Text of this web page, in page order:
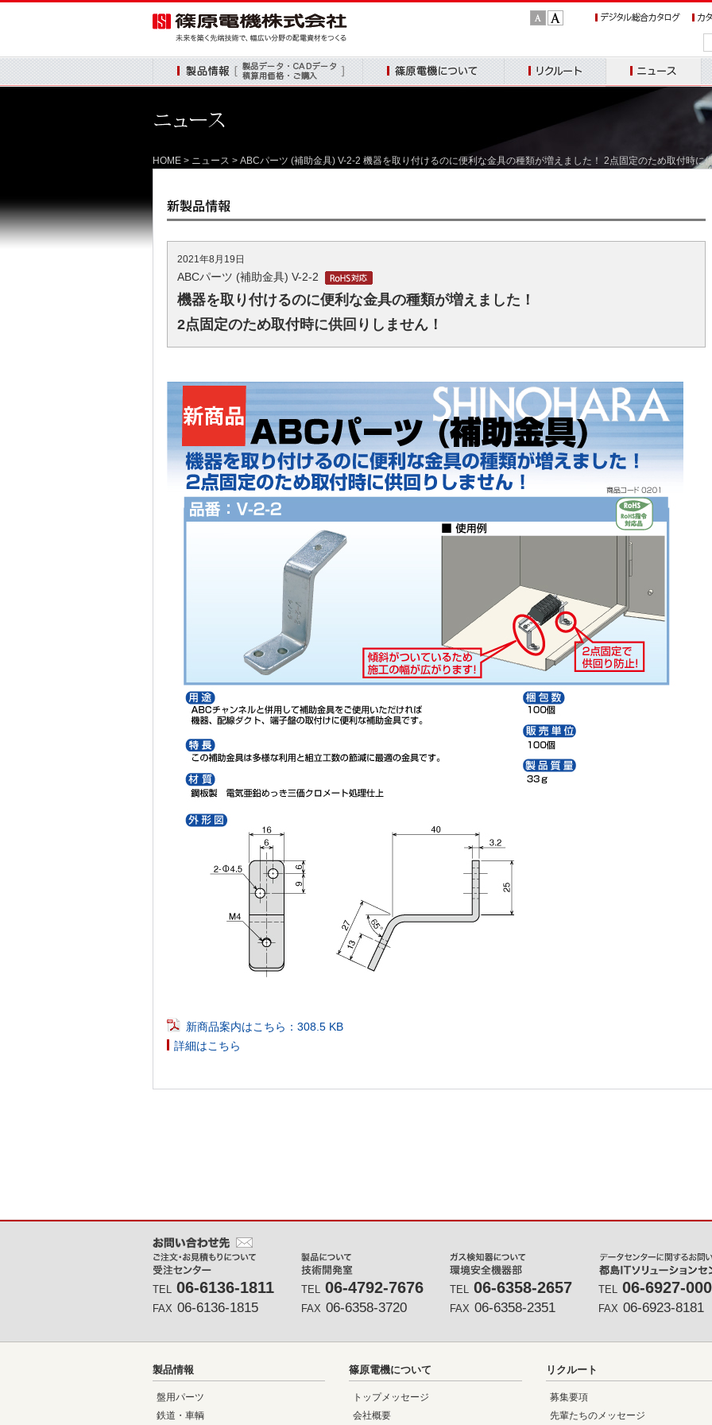
字
サ
準
字
サ
ズ：
ニュース
HOME > ニュース > ABCパーツ (補助金具) V-2-2 機器を取り付けるのに便利な金具の種類が増えました！ 2点固定のため取付時に
2021年8月19日
ABCパーツ (補助金具) V-2-2
機器を取り付けるのに便利な金具の種類が増えました！
2点固定のため取付時に供回りしません！
新商品案内はこちら：308.5 KB
詳細はこちら
TEL 06-6136-1811
FAX 06-6136-1815
TEL 06-4792-7676
FAX 06-6358-3720
TEL 06-6358-2657
FAX 06-6358-2351
TEL 06-6927-
FAX 06-6923-8181
製品情報
盤用パーツ
鉄道・車輌
篠原電機について
トップメッセージ
会社概要
リクルート
募集要項
先輩たちのメッセージ